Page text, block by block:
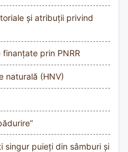
și atribuții privind
prin PNRR
naturală (HNV)
singur puieți din sâmburi și